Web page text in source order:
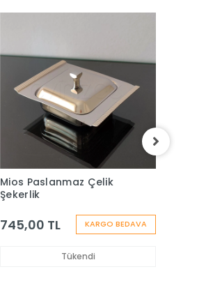
KARGO BEDAVA
Mios Paslanmaz Çelik
Şekerlik
745,00 TL
Tükendi